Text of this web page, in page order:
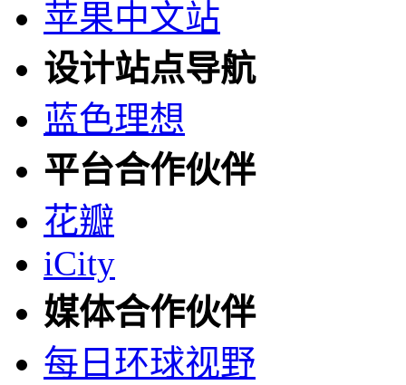
苹果中文站
设计站点导航
蓝色理想
平台合作伙伴
花瓣
iCity
媒体合作伙伴
每日环球视野